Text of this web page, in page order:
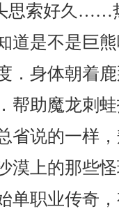
思索好久……
道是不是巨
．身体朝着
帮助魔龙刺
省说的一样
漠上的那些
单职业传奇